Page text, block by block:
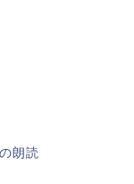
朗読